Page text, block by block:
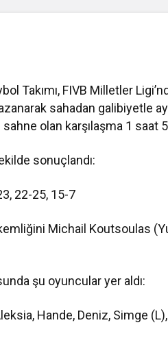
Takımı, FIVB Milletler
sahadan galibiyetle
olan karşılaşma 1 saat
sonuçlandı:
22-25, 15-7
Michail Koutsoulas
şu oyuncular yer aldı:
Hande, Deniz, Simge